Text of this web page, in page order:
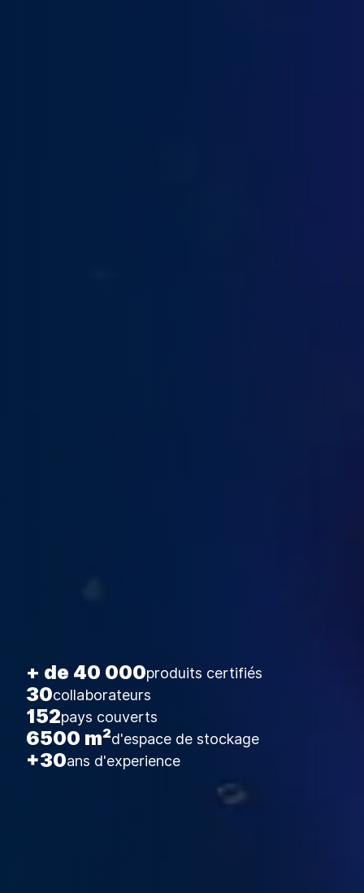
+ de 40 000produits certifiés
30collaborateurs
152pays couverts
6500 m²d'espace de stockage
+30ans d'experience